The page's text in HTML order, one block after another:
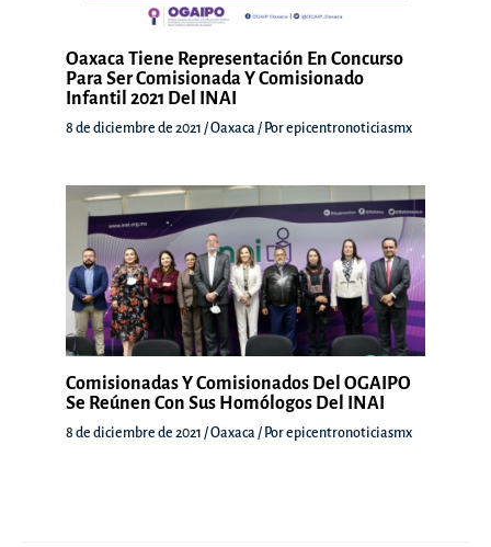
Oaxaca Tiene Representación En Concurso
Para Ser Comisionada Y Comisionado
Infantil 2021 Del INAI
8 de diciembre de 2021 /Oaxaca / Porepicentronoticiasmx
Comisionadas Y Comisionados Del OGAIPO
Se Reúnen Con Sus Homólogos Del INAI
8 de diciembre de 2021 /Oaxaca / Porepicentronoticiasmx